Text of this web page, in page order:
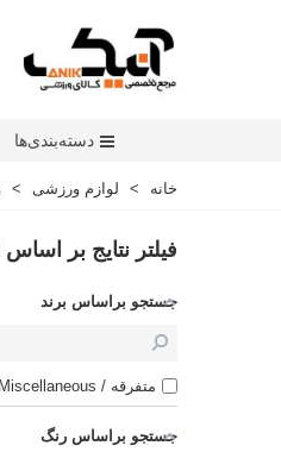
دسته‌بندی‌ها
خانه > لوازم ورزشی >
فیلتر نتایج بر اساس
جستجو براساس برند
متفرقه / Miscellaneous
جستجو براساس رنگ